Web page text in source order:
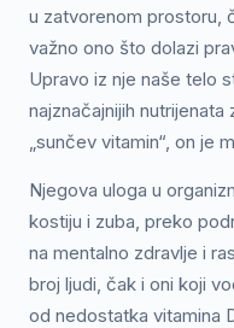
u zatvorenom prostoru,
važno ono što dolazi
Upravo iz nje naše telo
najznačajnijih
„sunčev vitamin“, on je
Njegova uloga u
kostiju i zuba, preko
na mentalno zdravlje i
broj ljudi, čak i oni koji
od nedostatka vitamina